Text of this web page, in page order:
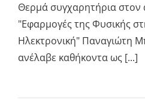
Θερμά συγχαρητήρια
"Εφαρμογές της Φυσικής
Ηλεκτρονική" Παναγιώτη
ανέλαβε καθήκοντα ως [...]